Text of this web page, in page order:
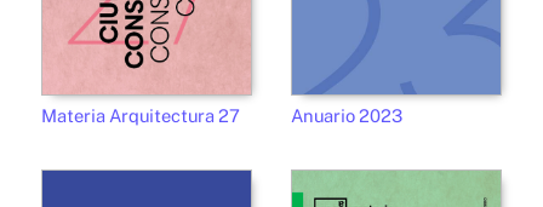
Materia Arquitectura 27 Anuario 2023